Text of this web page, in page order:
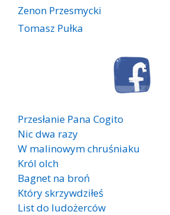
Zenon Przesmycki
Tomasz Pułka
Przesłanie Pana Cogito
Nic dwa razy
W malinowym chruśniaku
Król olch
Bagnet na broń
Który skrzywdziłeś
List do ludożerców